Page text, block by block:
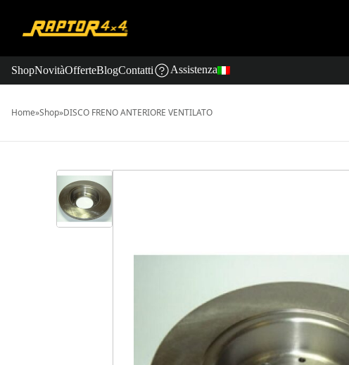
ShopNovitàOfferteBlogContatti Assistenza
Home»Shop»DISCO FRENO ANTERIORE VENTILATO